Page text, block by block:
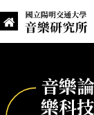
國立陽明交通
音樂
樂科